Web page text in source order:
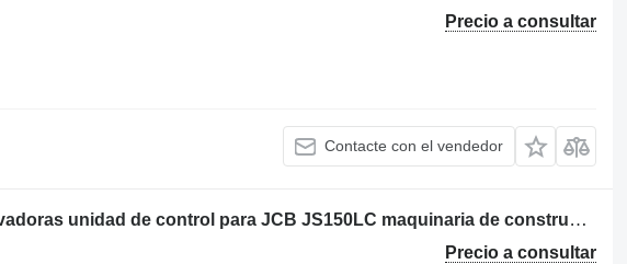
Precio a consultar
Contacte con el vendedor
Calculadora de excavadoras unidad de control para JCB JS150LC maquinaria de construcción
Precio a consultar